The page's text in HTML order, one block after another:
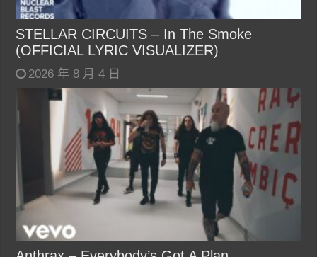
STELLAR CIRCUITS – In The Smoke
(OFFICIAL LYRIC VISUALIZER)
2026 年 8 月 4 日